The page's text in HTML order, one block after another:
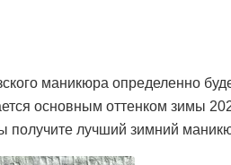
маникюра определенно
основным оттенком зимы
получите лучший зимний